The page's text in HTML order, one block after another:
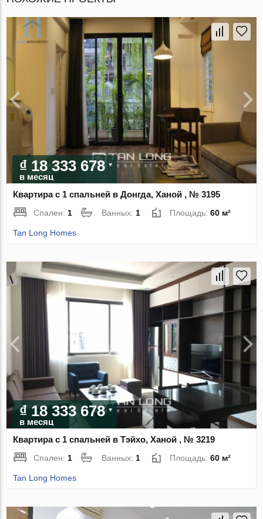
₫ 18 333 678
в месяц
Квартира с 1 спальней в Донгда, Ханой , № 3195
Спален:1 Ванных:1 Площадь:60 м²
Tan Long Homes
₫ 18 333 678
в месяц
Квартира с 1 спальней в Тэйхо, Ханой , № 3219
Спален: 1 Ванных: 1 Площадь:60 м²
Tan Long Homes